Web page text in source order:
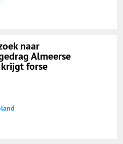
naar
Almeerse
forse